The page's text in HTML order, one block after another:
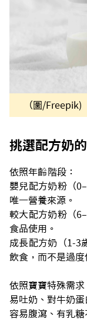
（圖/Freepik)
挑選配方奶
依照年齡階段：
嬰兒配方奶粉（
唯一營養來源。
較大配方奶粉（
食品使用。
成長配方奶（1-3
飲食，而不是過度
依照寶寶特殊需求
易吐奶、對牛奶
容易腹瀉、有乳